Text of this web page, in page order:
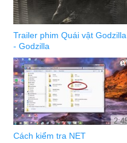
Trailer phim Quái vật Godzilla
- Godzilla
Cách kiểm tra NET